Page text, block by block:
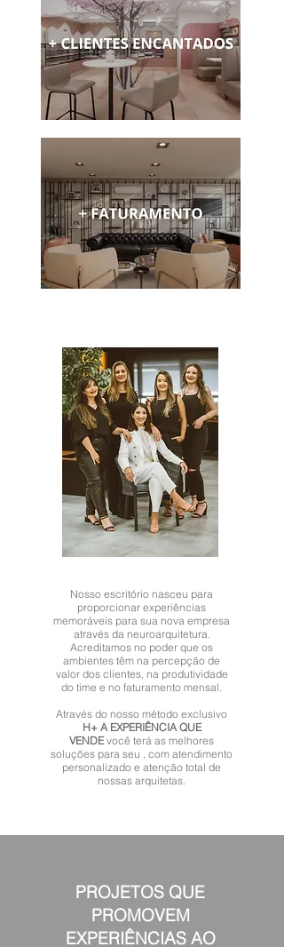
Nosso escritório nasceu para
proporcionar experiências
memoráveis para sua nova empresa
através da neuroarquitetura.
Acreditamos no poder que os
ambientes têm na percepção de
valor dos clientes, na produtividade
do time e no faturamento mensal.
Através do nosso método exclusivo
H+ A EXPERIÊNCIA QUE
VENDEvocê terá as melhores
soluções para seu , com atendimento
personalizado e atenção total de
nossas arquitetas.
PROJETOS QUE
PROMOVEM
EXPERIÊNCIAS AO